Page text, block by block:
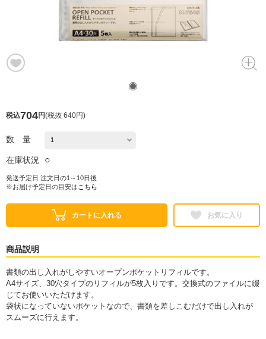
税込704円(税抜 640円)
数 量
在庫状況 ○
発送予定日 注文日の1～10日後
※お届け予定日の目安は こちら
カートに入れる お気に入り
商品説明
書類の出し入れがしやすいオープンポケットリフィルです。
A4サイズ、30穴タイプのリフィルが5枚入りです。交換式のファイルに綴
じてお使いいただけます。
袋状になっていないポケットなので、書類を差しこむだけで出し入れが
スムーズに行えます。